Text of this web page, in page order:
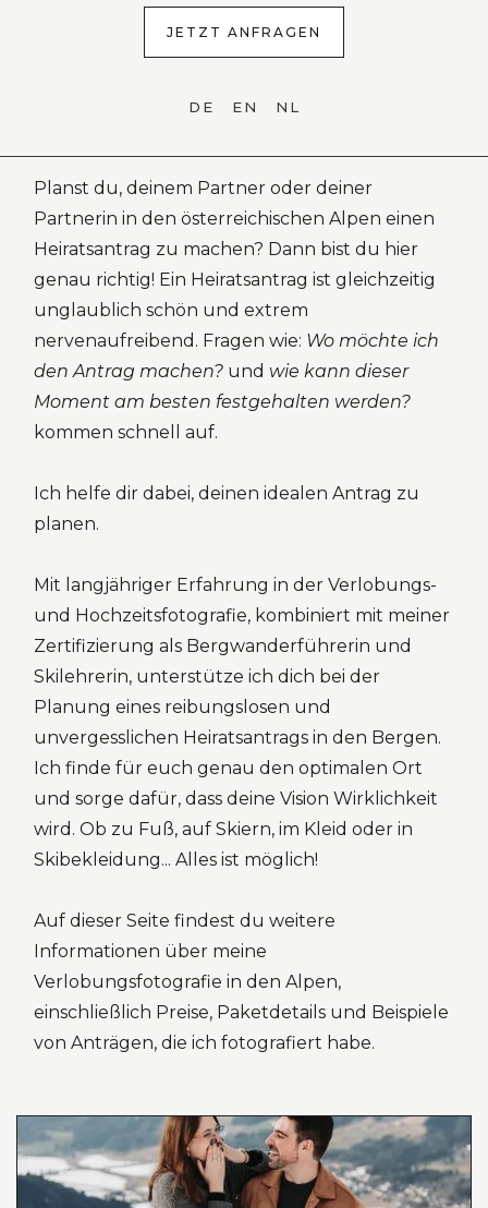
JETZT ANFRAGEN
DE EN NL
PLANE DEINEN HEIRATSANTRAG IN DEN BERGEN
Fotografie voor
Planst du, deinem Partner oder deiner
Partnerin in den österreichischen Alpen einen
Heiratsantrag zu machen? Dann bist du hier
genau richtig! Ein Heiratsantrag ist gleichzeitig
unglaublich schön und extrem
nervenaufreibend. Fragen wie: Wo möchte ich
den Antrag machen? und wie kann dieser
Moment am besten festgehalten werden?
kommen schnell auf.
Ich helfe dir dabei, deinen idealen Antrag zu
planen.
Mit langjähriger Erfahrung in der Verlobungs-
und Hochzeitsfotografie, kombiniert mit meiner
Zertifizierung als Bergwanderführerin und
Skilehrerin, unterstütze ich dich bei der
Planung eines reibungslosen und
unvergesslichen Heiratsantrags in den Bergen.
Ich finde für euch genau den optimalen Ort
und sorge dafür, dass deine Vision Wirklichkeit
wird. Ob zu Fuß, auf Skiern, im Kleid oder in
Skibekleidung... Alles ist möglich!
Auf dieser Seite findest du weitere
Informationen über meine
Verlobungsfotografie in den Alpen,
einschließlich Preise, Paketdetails und Beispiele
von Anträgen, die ich fotografiert habe.